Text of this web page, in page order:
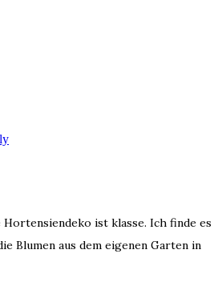
ist klasse. Ich finde es
Blumen aus dem eigenen Garten in